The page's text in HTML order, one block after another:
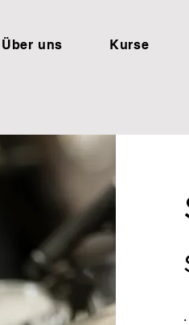
Über uns Kurse
.